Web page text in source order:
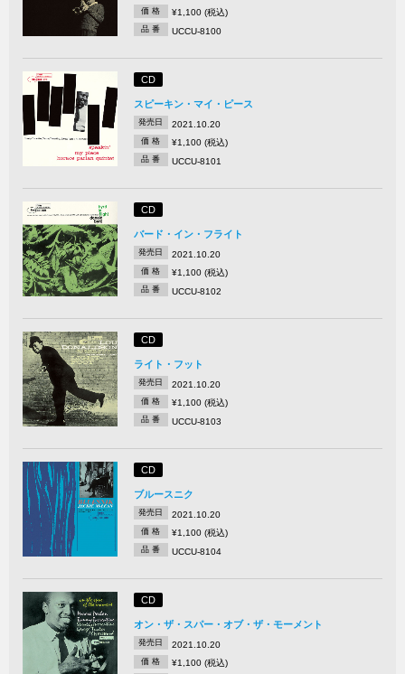
価 格 ¥1,100 (税込)
品 番 UCCU-8100
CD
スピーキン・マイ・ピース
発売日 2021.10.20
価 格 ¥1,100 (税込)
品 番 UCCU-8101
CD
バード・イン・フライト
発売日 2021.10.20
価 格 ¥1,100 (税込)
品 番 UCCU-8102
CD
ライト・フット
発売日 2021.10.20
価 格 ¥1,100 (税込)
品 番 UCCU-8103
CD
ブルースニク
発売日 2021.10.20
価 格 ¥1,100 (税込)
品 番 UCCU-8104
CD
オン・ザ・スパー・オブ・ザ・モーメント
発売日 2021.10.20
価 格 ¥1,100 (税込)